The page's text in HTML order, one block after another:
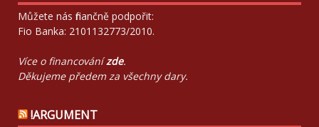
Můžete nás finančně podpořit:
Fio Banka: 2101132773/2010.
Více o financovánízde.
Děkujeme předem za všechny dary.
!ARGUMENT